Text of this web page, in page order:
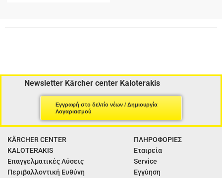
Newsletter Kärcher center Kaloterakis
Εγγραφή στο δελτίο νέων / Δημιουργία
Λογαριασμού
KÄRCHER CENTER
KALOTERAKIS
Επαγγελματικές Λύσεις
Περιβαλλοντική Ευθύνη
ΠΛΗΡΟΦΟΡΙΕΣ
Εταιρεία
Service
Εγγύηση